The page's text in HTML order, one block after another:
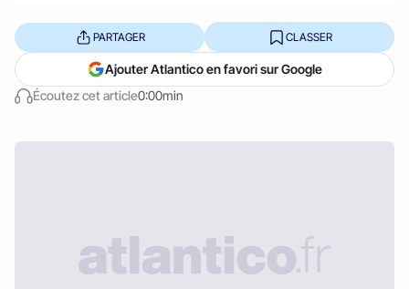
Écoutez cet article0:00min
PARTAGER CLASSER
Ajouter Atlantico en favori sur Google